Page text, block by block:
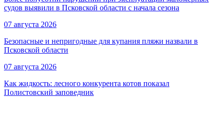
судов выявили в Псковской области с начала сезона
07 августа 2026
Безопасные и непригодные для купания пляжи назвали в
Псковской области
07 августа 2026
Как жидкость: лесного конкурента котов показал
Полистовский заповедник